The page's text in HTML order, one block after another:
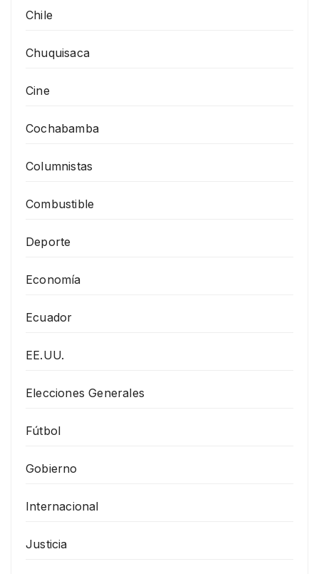
Chile
Chuquisaca
Cine
Cochabamba
Columnistas
Combustible
Deporte
Economía
Ecuador
EE.UU.
Elecciones Generales
Fútbol
Gobierno
Internacional
Justicia